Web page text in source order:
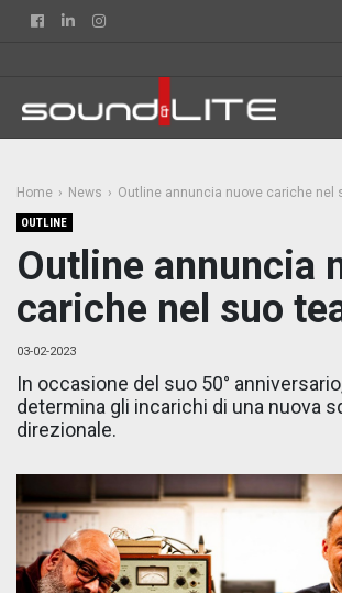
FacebookLinkedin
Home News Outline annuncia nuove cariche nel
OUTLINE
Outline annuncia
cariche nel suo
03-02-2023
In occasione del suo 50°
determina gli incarichi di una nuova
direzionale.